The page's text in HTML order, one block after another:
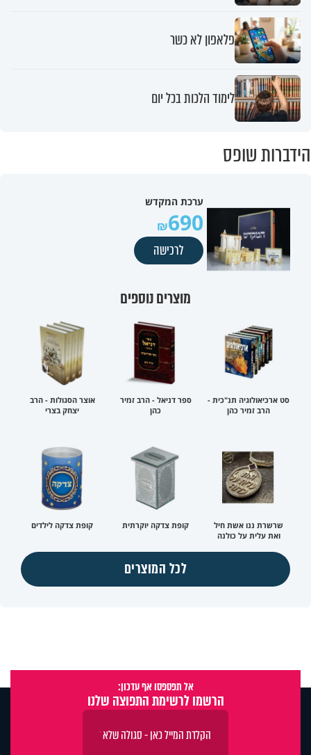
פלאפון לא כשר
לימוד הלכות בכל יום
הידברות שופס
ערכת המקדש
690
לרכישה
מוצרים נוספים
סט ארכיאולוגיה תנ"כית -
הרב זמיר כהן
ספר דניאל - הרב זמיר
כהן
אוצר הסגולות - הרב
יצחק בצרי
שרשרת ננו אשת חיל
ואת עלית על כולנה
קופת צדקה יוקרתית קופת צדקה לילדים
לכל המוצרים
אל תפספסו אף עדכון:
הרשמו לרשימת התפוצה שלנו